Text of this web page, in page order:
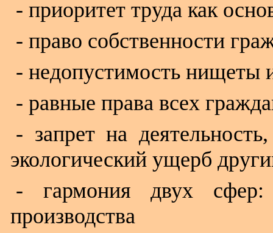
- приоритет труда как
- право собственности
- недопустимость нищеты
- равные права всех
- запрет на
экологический ущерб
- гармония двух сфер:
производства